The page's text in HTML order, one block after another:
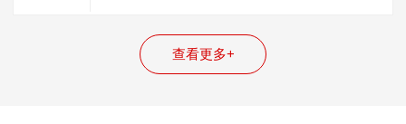
查看更多+